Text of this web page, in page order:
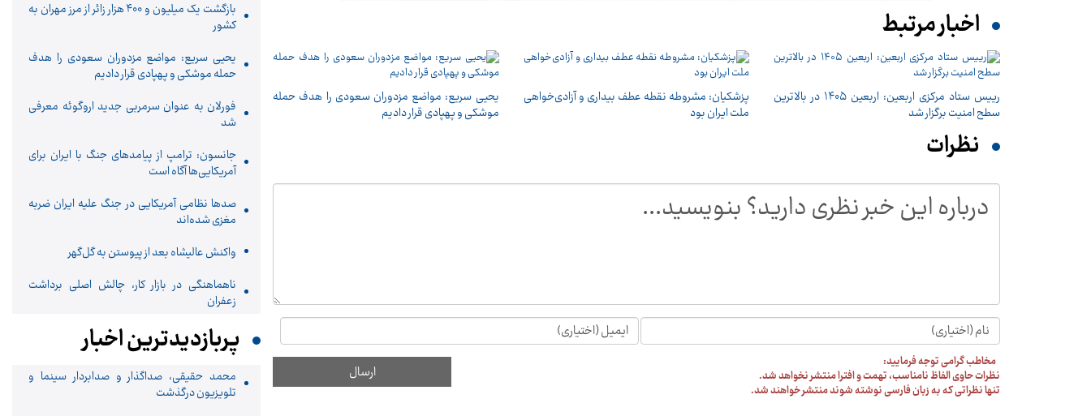
اخبار مرتبط
رییس ستاد مرکزی اربعین: اربعین ۱۴۰۵ در بالاترین
سطح امنیت برگزار شد
پزشکیان: مشروطه نقطه عطف بیداری و آزادی‌خواهی
ملت ایران بود
یحیی سریع: مواضع مزدوران سعودی را هدف حمله
موشکی و پهپادی قرار دادیم
نظرات
مخاطب گرامی توجه فرمایید:
نظرات حاوی الفاظ نامناسب، تهمت و افترا منتشر نخواهد شد.
تنها نظراتی که به زبان فارسی نوشته شوند منتشر خواهند شد.
بازگشت یک میلیون و ۴۰۰ هزار زائر از مرز مهران به
کشور
یحیی سریع: مواضع مزدوران سعودی را هدف
حمله موشکی و پهپادی قرار دادیم
فورلان به عنوان سرمربی جدید اروگوئه معرفی
شد
جانسون: ترامپ از پیامدهای جنگ با ایران برای
آمریکایی‌ها آگاه است
صدها نظامی آمریکایی در جنگ علیه ایران ضربه
مغزی شده‌اند
واکنش عالیشاه بعد از پیوستن به گل‌گهر
ناهماهنگی در بازار کار، چالش اصلی برداشت
زعفران
پربازدیدترین اخبار
محمد حقیقی، صداگذار و صدابردار سینما و
تلویزیون درگذشت